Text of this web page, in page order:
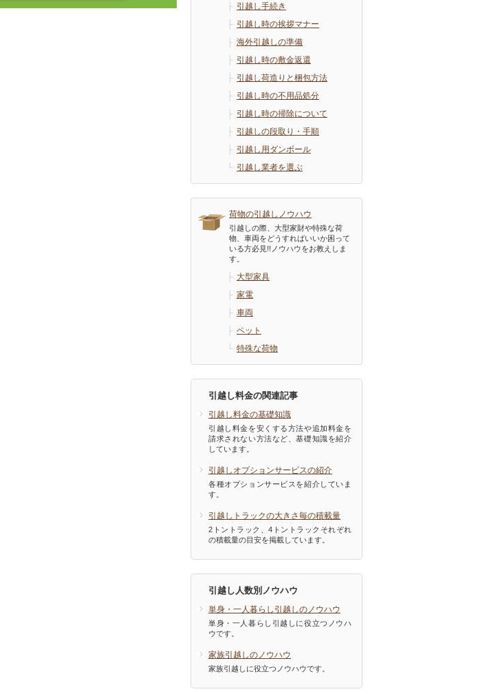
├ 引越し手続き
├ 引越し時の挨拶マナー
├ 海外引越しの準備
├ 引越し時の敷金返還
├ 引越し荷造りと梱包方法
├ 引越し時の不用品処分
├ 引越し時の掃除について
├ 引越しの段取り・手順
├ 引越し用ダンボール
└ 引越し業者を選ぶ
荷物の引越しノウハウ
引越しの際、大型家財や特殊な荷
物、車両をどうすればいいか困って
いる方必見!!ノウハウをお教えしま
す。
├ 大型家具
├ 家電
├ 車両
├ ペット
└ 特殊な荷物
引越し料金の関連記事
引越し料金の基礎知識
引越し料金を安くする方法や追加料金を
請求されない方法など、基礎知識を紹介
しています。
引越しオプションサービスの紹介
各種オプションサービスを紹介していま
す。
引越しトラックの大きさ毎の積載量
2トントラック、4トントラックそれぞれ
の積載量の目安を掲載しています。
引越し人数別ノウハウ
単身・一人暮らし引越しのノウハウ
単身・一人暮らし引越しに役立つノウハ
ウです。
家族引越しのノウハウ
家族引越しに役立つノウハウです。